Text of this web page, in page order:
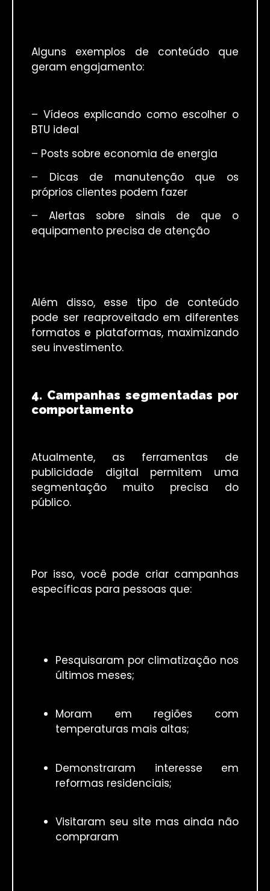
Alguns exemplos de conteúdo que
geram engajamento:
– Vídeos explicando como escolher o
BTU ideal
– Posts sobre economia de energia
– Dicas de manutenção que os
próprios clientes podem fazer
– Alertas sobre sinais de que o
equipamento precisa de atenção
Além disso, esse tipo de conteúdo
pode ser reaproveitado em diferentes
formatos e plataformas, maximizando
seu investimento.
4. Campanhas segmentadas por
comportamento
Atualmente, as ferramentas de
publicidade digital permitem uma
segmentação muito precisa do
público.
Por isso, você pode criar campanhas
específicas para pessoas que:
Pesquisaram por climatização nos
últimos meses;
Moram em regiões com
temperaturas mais altas;
Demonstraram interesse em
reformas residenciais;
Visitaram seu site mas ainda não
compraram